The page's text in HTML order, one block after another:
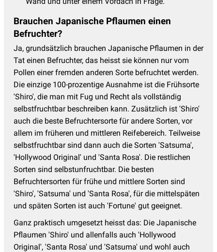
Brauchen Japanische Pflaumen einen
Befruchter?
Ja, grundsätzlich brauchen Japanische Pflaumen in der
Tat einen Befruchter, das heisst sie können nur vom
Pollen einer fremden anderen Sorte befruchtet werden.
Die einzige 100-prozentige Ausnahme ist die Frühsorte
'Shiro', die man mit Fug und Recht als vollständig
selbstfruchtbar beschreiben kann. Zusätzlich ist 'Shiro'
auch die beste Befruchtersorte für andere Sorten, vor
allem im früheren und mittleren Reifebereich. Teilweise
selbstfruchtbar sind dann auch die Sorten 'Satsuma',
'Hollywood Original' und 'Santa Rosa'. Die restlichen
Sorten sind selbstunfruchtbar. Die besten
Befruchtersorten für frühe und mittlere Sorten sind
'Shiro', 'Satsuma' und 'Santa Rosa', für die mittelspäten
und späten Sorten ist auch 'Fortune' gut geeignet.
Ganz praktisch umgesetzt heisst das: Die Japanische
Pflaumen 'Shiro' und allenfalls auch 'Hollywood
Original', 'Santa Rosa' und 'Satsuma' und wohl auch